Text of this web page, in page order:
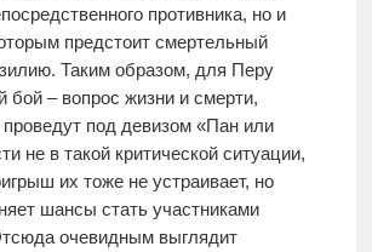
противника, но и
предстоит смертельный
Таким образом, для Перу
бой – вопрос жизни и смерти,
проведут под девизом «Пан или
не в такой критической ситуации,
их тоже не устраивает, но
шансы стать участниками
очевидным выглядит